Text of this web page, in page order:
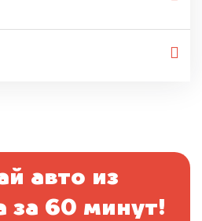
авто из
за 60 минут!